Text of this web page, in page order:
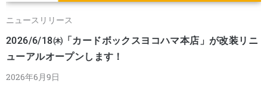
ニュースリリース
2026/6/18㈭「カードボックスヨコハマ本店」が改装リニ
ューアルオープンします！
2026年6月9日